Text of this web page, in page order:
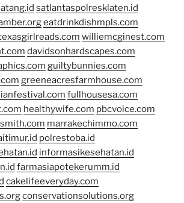
satlantaspolresklaten.id
eatdrinkdishmpls.com
williemcginest.com
davidsonhardscapes.com
guiltybunnies.com
greeneacresfarmhouse.com
fullhousesa.com
healthywife.com pbcvoice.com
marrakechimmo.com
polrestoba.id
informasikesehatan.id
farmasiapotekerumm.id
cakelifeeveryday.com
conservationsolutions.org